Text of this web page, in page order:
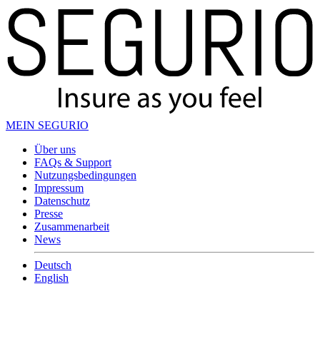
MEIN SEGURIO
Über uns
FAQs & Support
Nutzungsbedingungen
Impressum
Datenschutz
Presse
Zusammenarbeit
News
Deutsch
English